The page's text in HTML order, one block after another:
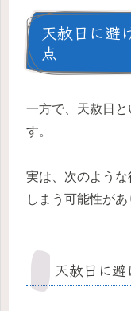
天赦日に避
点
一方で、天赦日
す。
実は、次のよう
しまう可能性があ
天赦日に